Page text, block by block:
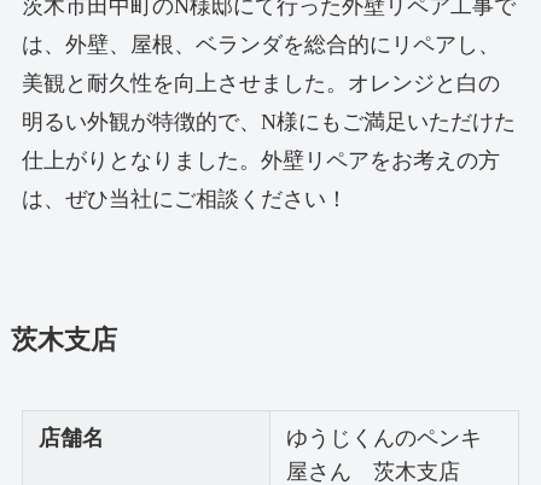
茨木市田中町のN様邸にて行った外壁リペア工事で
は、外壁、屋根、ベランダを総合的にリペアし、
美観と耐久性を向上させました。オレンジと白の
明るい外観が特徴的で、N様にもご満足いただけた
仕上がりとなりました。外壁リペアをお考えの方
は、ぜひ当社にご相談ください！
茨木支店
店舗名
ゆうじくんのペンキ
屋さん 茨木支店